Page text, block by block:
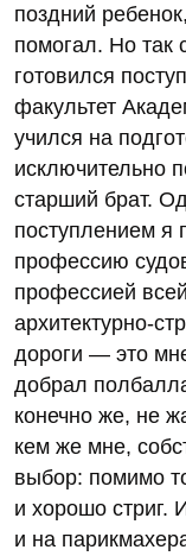
поздний
помогал. Но так
готовился
факультет
учился на
исключительно
старший брат.
поступлением я
профессию
профессией
архитектурно-
дороги — это
добрал
конечно же, не
кем же мне,
выбор: помимо
и хорошо стриг.
и на